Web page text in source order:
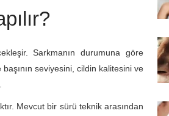
Sarkmanın durumuna göre
seviyesini, cildin kalitesini ve
Mevcut bir sürü teknik arasından